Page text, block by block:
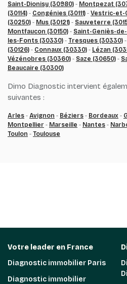
Saint-Dionisy (30980) - Montpezat
(30114) - Congénies (30111) - Vestric-et-
(30250) - Mus (30121) - Sauveterre
Montfaucon (30150) - Saint-Geniès-
les-Fonts (30330) - Tresques (30330) -
(30126) - Connaux (30330) - Lézan
Vézénobres (30360) - Saze (30650) -
Beaucaire (30300)
Dimo Diagnostic intervient
suivantes :
Arles - Avignon - Béziers - Bordeaux -
Montpellier - Marseille - Nantes -
Toulon - Toulouse
Votre leader en France
Diagnostic immobilier Paris
Diagnostic immobilier